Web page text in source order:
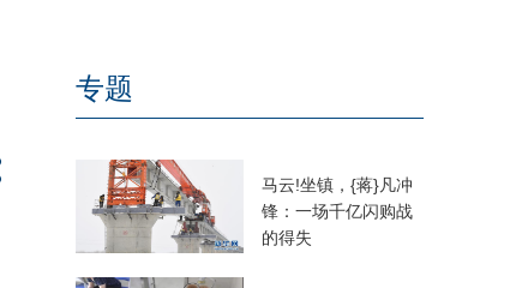
专题
马云!坐镇，{蒋}凡冲
锋：一场千亿闪购战
的得失